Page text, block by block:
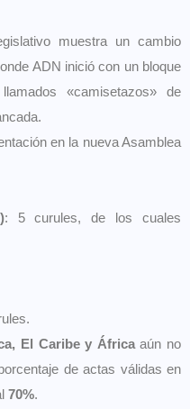
muestra un cambio
ADN inició con un bloque
«camisetazos» de
en la nueva Asamblea
: 5 curules, de los cuales
El Caribe y Áfricaaún no
de actas válidas en
70%.